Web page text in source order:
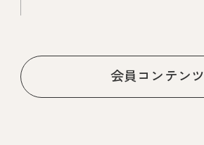
会員コンテンツ